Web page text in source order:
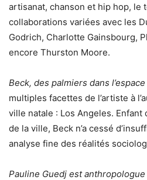
artisanat, chanson et hip hop, le
collaborations variées avec les
Godrich, Charlotte Gainsbourg,
encore Thurston Moore.
Beck, des palmiers dans l’espace
multiples facettes de l’artiste à
ville natale : Los Angeles.
de la ville, Beck n’a cessé
analyse fine des réalités
Pauline Guedj est